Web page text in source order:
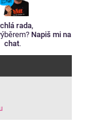
rada,
Napiš mi na
chat.